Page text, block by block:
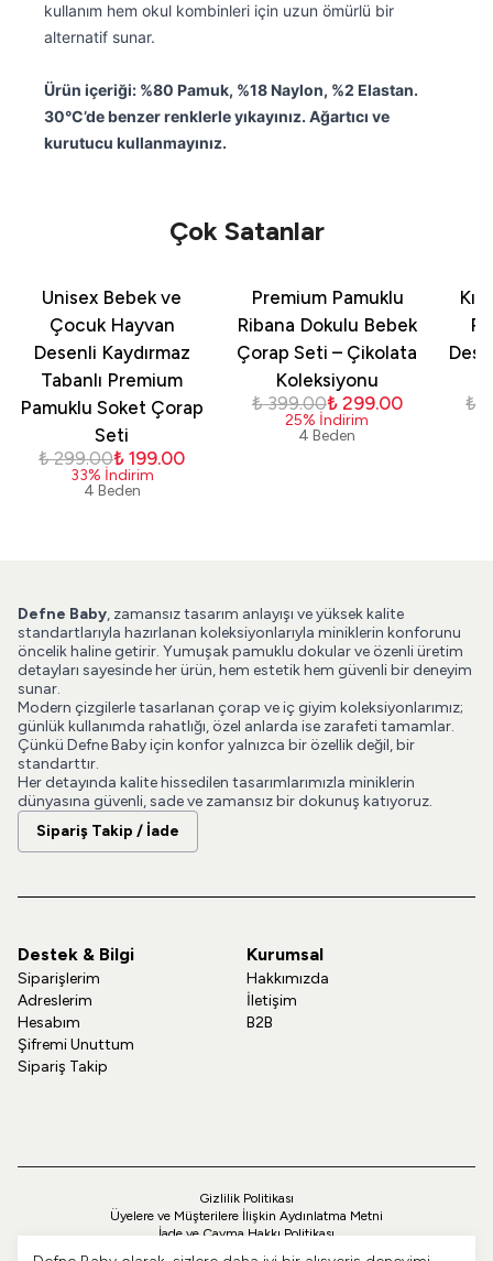
kullanım hem okul kombinleri için uzun ömürlü bir
alternatif sunar.
Ürün içeriği: %80 Pamuk, %18 Naylon, %2 Elastan.
30°C’de benzer renklerle yıkayınız. Ağartıcı ve
kurutucu kullanmayınız.
Çok Satanlar
Unisex Bebek ve
Çocuk Hayvan
Desenli Kaydırmaz
Tabanlı Premium
Pamuklu Soket Çorap
Seti
₺ 299.00₺ 199.00
33% İndirim
4 Beden
Premium Pamuklu
Ribana Dokulu Bebek
Çorap Seti – Çikolata
Koleksiyonu
₺ 399.00₺ 299.00
25% İndirim
4 Beden
₺
Defne Baby, zamansız tasarım anlayışı ve yüksek kalite
standartlarıyla hazırlanan koleksiyonlarıyla miniklerin konforunu
öncelik haline getirir. Yumuşak pamuklu dokular ve özenli üretim
detayları sayesinde her ürün, hem estetik hem güvenli bir deneyim
sunar.
Modern çizgilerle tasarlanan çorap ve iç giyim koleksiyonlarımız;
günlük kullanımda rahatlığı, özel anlarda ise zarafeti tamamlar.
Çünkü Defne Baby için konfor yalnızca bir özellik değil, bir
standarttır.
Her detayında kalite hissedilen tasarımlarımızla miniklerin
dünyasına güvenli, sade ve zamansız bir dokunuş katıyoruz.
Sipariş Takip / İade
Destek & Bilgi
Siparişlerim
Adreslerim
Hesabım
Şifremi Unuttum
Sipariş Takip
Kurumsal
Hakkımızda
İletişim
B2B
Gizlilik Politikası
Üyelere ve Müşterilere İlişkin Aydınlatma Metni
İade ve Cayma Hakkı Politikası